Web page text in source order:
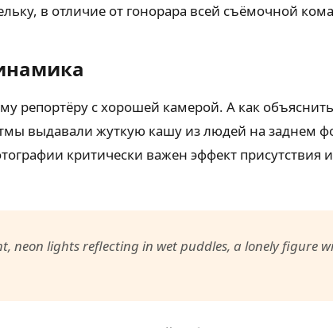
в отличие от гонорара всей съёмочной
репортёру с хорошей камерой. А как
выдавали жуткую кашу из людей на заднем
критически важен эффект
neon lights reflecting in wet puddles, a lonely figure